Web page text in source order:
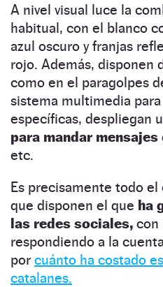
A nivel visual luce la
habitual, con el blanco
azul oscuro y franjas
rojo. Además, disponen
como en el paragolpes
sistema multimedia
específicas, despliegan
para mandar mensajes
etc.
Es precisamente todo
que disponen el que ha
las redes sociales, con
respondiendo a la
por cuánto ha costado
catalanes.